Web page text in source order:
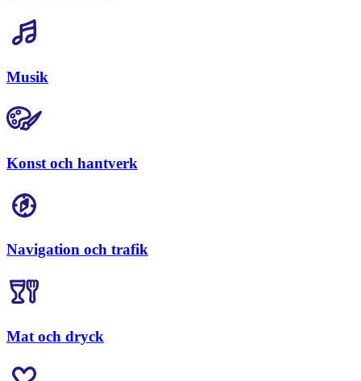
Musik
Konst och hantverk
Navigation och trafik
Mat och dryck